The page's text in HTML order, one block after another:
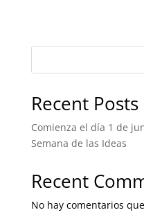
Recent Posts
Comienza el día 1 de
Semana de las Ideas
Recent
No hay comentarios